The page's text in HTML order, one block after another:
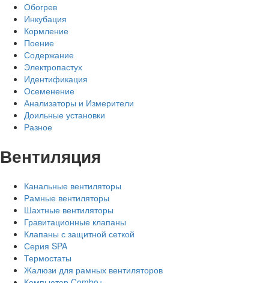
Обогрев
Инкубация
Кормление
Поение
Содержание
Электропастух
Идентификация
Осеменение
Анализаторы и Измерители
Доильные установки
Разное
Вентиляция
Канальные вентиляторы
Рамные вентиляторы
Шахтные вентиляторы
Гравитационные клапаны
Клапаны с защитной сеткой
Серия SPA
Термостаты
Жалюзи для рамных вентиляторов